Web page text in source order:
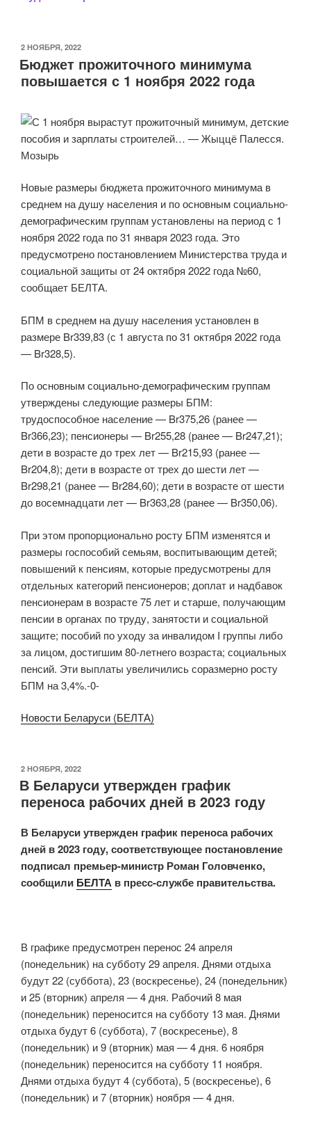
ОПУБЛИКОВАНО
2 НОЯБРЯ, 2022
Бюджет прожиточного минимума
повышается с 1 ноября 2022 года
Новые размеры бюджета прожиточного минимума в
среднем на душу населения и по основным социально-
демографическим группам установлены на период с 1
ноября 2022 года по 31 января 2023 года. Это
предусмотрено постановлением Министерства труда и
социальной защиты от 24 октября 2022 года №60,
сообщает БЕЛТА.
БПМ в среднем на душу населения установлен в
размере Br339,83 (с 1 августа по 31 октября 2022 года
— Br328,5).
По основным социально-демографическим группам
утверждены следующие размеры БПМ:
трудоспособное население — Br375,26 (ранее —
Br366,23); пенсионеры — Br255,28 (ранее — Br247,21);
дети в возрасте до трех лет — Br215,93 (ранее —
Br204,8); дети в возрасте от трех до шести лет —
Br298,21 (ранее — Br284,60); дети в возрасте от шести
до восемнадцати лет — Br363,28 (ранее — Br350,06).
При этом пропорционально росту БПМ изменятся и
размеры госпособий семьям, воспитывающим детей;
повышений к пенсиям, которые предусмотрены для
отдельных категорий пенсионеров; доплат и надбавок
пенсионерам в возрасте 75 лет и старше, получающим
пенсии в органах по труду, занятости и социальной
защите; пособий по уходу за инвалидом I группы либо
за лицом, достигшим 80-летнего возраста; социальных
пенсий. Эти выплаты увеличились соразмерно росту
БПМ на 3,4%.-0-
Новости Беларуси (БЕЛТА)
ОПУБЛИКОВАНО
2 НОЯБРЯ, 2022
В Беларуси утвержден график
переноса рабочих дней в 2023 году
В Беларуси утвержден график переноса рабочих
дней в 2023 году, соответствующее постановление
подписал премьер-министр Роман Головченко,
сообщили БЕЛТА в пресс-службе правительства.
В графике предусмотрен перенос 24 апреля
(понедельник) на субботу 29 апреля. Днями отдыха
будут 22 (суббота), 23 (воскресенье), 24 (понедельник)
и 25 (вторник) апреля — 4 дня. Рабочий 8 мая
(понедельник) переносится на субботу 13 мая. Днями
отдыха будут 6 (суббота), 7 (воскресенье), 8
(понедельник) и 9 (вторник) мая — 4 дня. 6 ноября
(понедельник) переносится на субботу 11 ноября.
Днями отдыха будут 4 (суббота), 5 (воскресенье), 6
(понедельник) и 7 (вторник) ноября — 4 дня.